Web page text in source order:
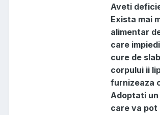
Aveti
Exista mai
alimentar
care
cure de
corpului ii
furnizeaza
Adoptati
care va pot